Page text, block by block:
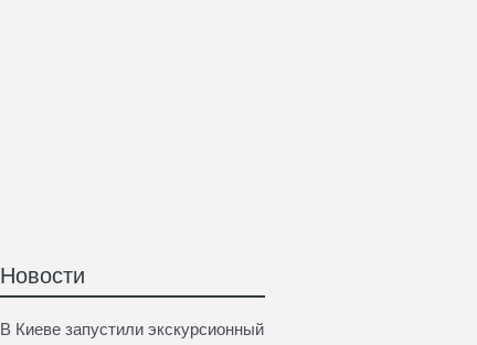
Новости
В Киеве запустили экскурсионный